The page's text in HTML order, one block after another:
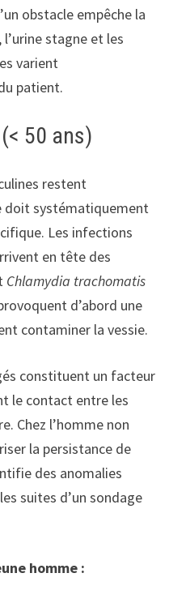
obstacle empêche la
stagne et les
varient
patient.
50 ans)
restent
doit systématiquement
Les infections
en tête des
Chlamydia trachomatis
d’abord une
contaminer la vessie.
constituent un facteur
le contact entre les
Chez l’homme non
la persistance de
des anomalies
suites d’un sondage
homme :